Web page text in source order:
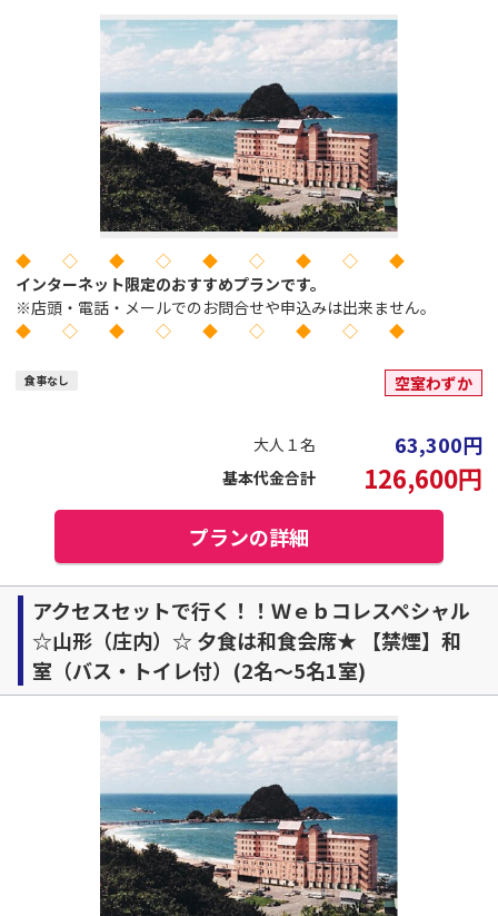
◆ ◇ ◆ ◇ ◆ ◇ ◆ ◇ ◆
インターネット限定のおすすめプランです。
※店頭・電話・メールでのお問合せや申込みは出来ません。
◆ ◇ ◆ ◇ ◆ ◇ ◆ ◇ ◆
食事なし 空室わずか
大人１名 63,300円
基本代金合計 126,600円
プランの詳細
アクセスセットで行く！！Ｗｅｂコレスペシャル
☆山形（庄内）☆ 夕食は和食会席★ 【禁煙】和
室（バス・トイレ付）(2名～5名1室)